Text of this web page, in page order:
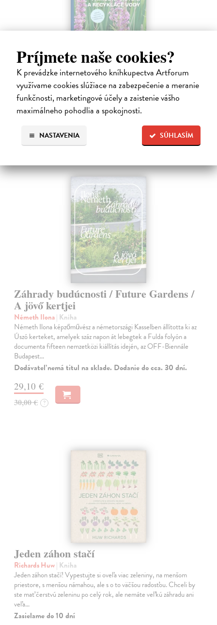
Príjmete naše cookies?
K prevádzke internetového kníhkupectva Artforum
využívame cookies slúžiace na zabezpečenie a meranie
funkčnosti, marketingové účely a zaistenie vášho
maximálneho pohodlia a spokojnosti.
SÚHLASÍM
NASTAVENIA
Kořenové čistírny
Šperling Michal| Kniha
Voda je základní esencí života. Bez ní by neexistovala krajina, příroda
ani člověk.
Zasielame do 10 dní
Záhrady budúcnosti / Future Gardens /
A jövő kertjei
Németh Ilona| Kniha
Németh Ilona képzőművész a németországi Kasselben állította ki az
Úszó kerteket, amelyek száz napon át lebegtek a Fulda folyón a
documenta fifteen nemzetközi kiállítás idején, az OFF-Biennále
Budapest…
Dodávateľ nemá titul na sklade. Dodanie do cca. 30 dní.
29,10 €
30,00 € ?
Jeden záhon stačí
Richards Huw| Kniha
Jeden záhon stačí! Vypestujte si oveľa viac zeleniny, na menšom
priestore, s menšou námahou, ale s o to väčšou radosťou. Chceli by
ste mať čerstvú zeleninu po celý rok, ale nemáte veľkú záhradu ani
veľa…
Zasielame do 10 dní